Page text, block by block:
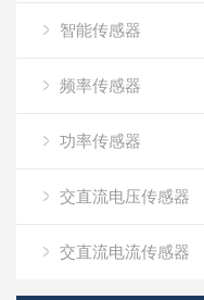
智能传感器
频率传感器
功率传感器
交直流电压传感器
交直流电流传感器